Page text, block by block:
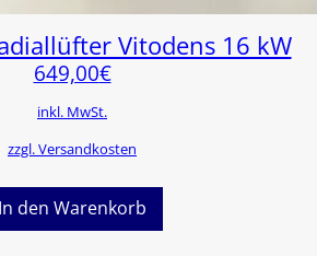
Vitodens 16 kW
649,00€
inkl. MwSt.
zzgl. Versandkosten
In den Warenkorb